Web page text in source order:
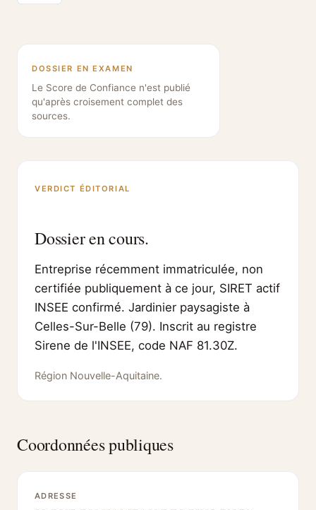
DOSSIER EN EXAMEN
Le Score de Confiance n'est publié
qu'après croisement complet des
sources.
VERDICT ÉDITORIAL
Dossier en cours.
Entreprise récemment immatriculée, non
certifiée publiquement à ce jour, SIRET actif
INSEE confirmé. Jardinier paysagiste à
Celles-Sur-Belle (79). Inscrit au registre
Sirene de l'INSEE, code NAF 81.30Z.
Région Nouvelle-Aquitaine.
Coordonnées publiques
ADRESSE